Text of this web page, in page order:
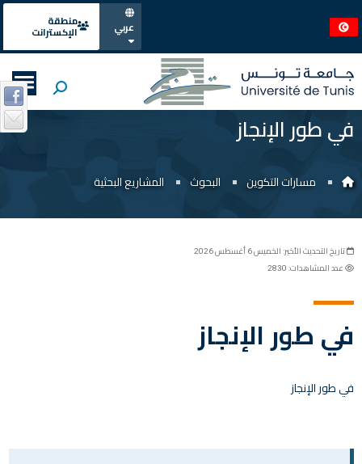
عربي
منطقة
الإكسترانت
في طور الإنجاز
مسارات التكوين البحوث المشاريع البحثية
تاريخ التحديث الأخير: الخميس 6 أغسطس 2026
عدد المشاهدات: 2830
في طور الإنجاز
في طور الإنجاز